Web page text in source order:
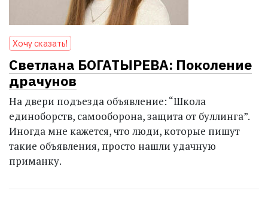
Хочу сказать!
Светлана БОГАТЫРЕВА: Поколение
драчунов
На двери подъезда объявление: “Школа
единоборств, самооборона, защита от буллинга”.
Иногда мне кажется, что люди, которые пишут
такие объявления, просто нашли удачную
приманку.